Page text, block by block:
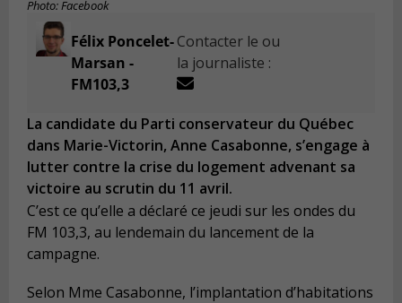
Photo: Facebook
Félix Poncelet-
Marsan -
FM103,3
Contacter le ou
la journaliste :
La candidate du Parti conservateur du Québec
dans Marie-Victorin, Anne Casabonne, s’engage à
lutter contre la crise du logement advenant sa
victoire au scrutin du 11 avril.
C’est ce qu’elle a déclaré ce jeudi sur les ondes du
FM 103,3, au lendemain du lancement de la
campagne.
Selon Mme Casabonne, l’implantation d’habitations